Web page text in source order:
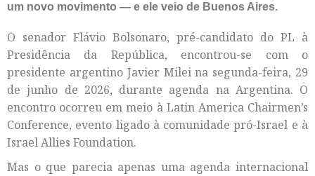
um novo movimento — e ele veio de Buenos Aires.
O senador Flávio Bolsonaro, pré-candidato do PL à
Presidência da República, encontrou-se com o
presidente argentino Javier Milei na segunda-feira, 29
de junho de 2026, durante agenda na Argentina. O
encontro ocorreu em meio à Latin America Chairmen’s
Conference, evento ligado à comunidade pró-Israel e à
Israel Allies Foundation.
Mas o que parecia apenas uma agenda internacional